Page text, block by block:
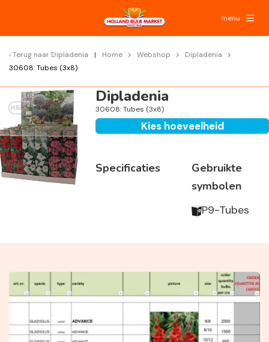
menu
Terug naar Dipladenia Home Webshop
Dipladenia
30608: Tubes (3x8)
Dipladenia
30608: Tubes (3x8)
Kies hoeveelheid
Specificaties
Gebruikte
symbolen
P9-Tubes